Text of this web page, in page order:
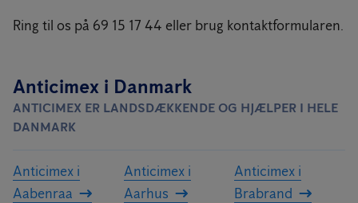
Ring til os på 69 15 17 44 eller brug kontaktformularen.
Anticimex i Danmark
ANTICIMEX ER LANDSDÆKKENDE OG HJÆLPER I HELE
DANMARK
Anticimex i
Aabenraa
Anticimex i
Aarhus
Anticimex i
Brabrand